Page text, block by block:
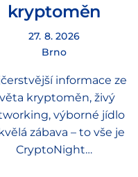
kryptoměn
27. 8. 2026
Brno
informace ze
kryptoměn, živý
výborné jídlo
zábava – to vše je
CryptoNight…